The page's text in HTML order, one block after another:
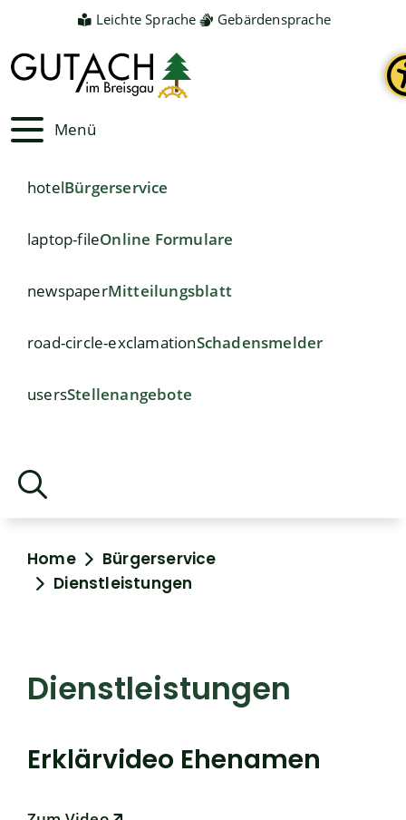
Leichte Sprache Gebärdensprache
Menü
hotelBürgerservice
laptop-fileOnline Formulare
newspaperMitteilungsblatt
road-circle-exclamationSchadensmelder
usersStellenangebote
Home
Bürgerservice
Dienstleistungen
Dienstleistungen
Erklärvideo Ehenamen